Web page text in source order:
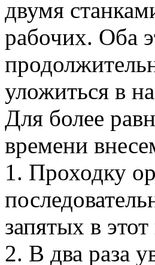
двумя
рабочих. Оба
уложиться в
Для более
времени
1. Проходку
запятых в
2. В два раза